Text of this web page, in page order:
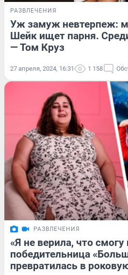
РАЗВЛЕЧЕНИЯ
Уж замуж невтерпеж:
Шейк ищет парня.
— Том Круз
27 апреля, 2024, 16:31 1 158
РАЗВЛЕЧЕНИЯ
«Я не верила, что смогу
победительница
превратилась в